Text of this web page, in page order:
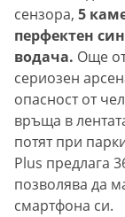
сензора, 5
перфектен
водача. Още
сериозен
опасност от
връща в
потят при
Plus предлага
позволява да
смартфона си.